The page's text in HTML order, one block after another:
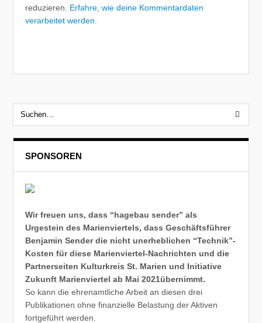
reduzieren. Erfahre, wie deine Kommentardaten
verarbeitet werden.
SPONSOREN
Wir freuen uns, dass “hagebau sender” als
Urgestein des Marienviertels, dass Geschäftsführer
Benjamin Sender die nicht unerheblichen “Technik”-
Kosten für diese Marienviertel-Nachrichten und die
Partnerseiten Kulturkreis St. Marien und Initiative
Zukunft Marienviertel ab Mai 2021übernimmt.
So kann die ehrenamtliche Arbeit an diesen drei
Publikationen ohne finanzielle Belastung der Aktiven
fortgeführt werden.